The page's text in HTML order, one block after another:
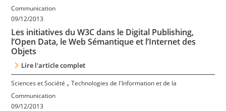
Communication
09/12/2013
Les initiatives du W3C dans le Digital Publishing,
l’Open Data, le Web Sémantique et l’Internet des
Objets
Lire l'article complet
Sciences et Société ,Technologies de l'Information et de la
Communication
09/12/2013